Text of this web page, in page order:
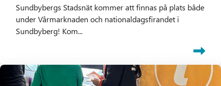
Sundbybergs Stadsnät kommer att finnas på plats både
under Vårmarknaden och nationaldagsfirandet i
Sundbyberg! Kom...